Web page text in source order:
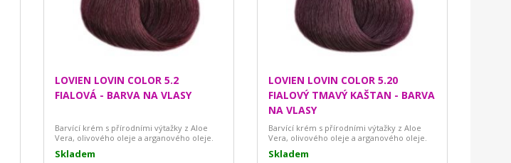
LOVIEN LOVIN COLOR 5.2
FIALOVÁ - BARVA NA VLASY
Barvící krém s přírodními výtažky z Aloe
Vera, olivového oleje a arganového oleje.
Skladem
LOVIEN LOVIN COLOR 5.20
FIALOVÝ TMAVÝ KAŠTAN - BARVA
NA VLASY
Barvící krém s přírodními výtažky z Aloe
Vera, olivového oleje a arganového oleje.
Skladem